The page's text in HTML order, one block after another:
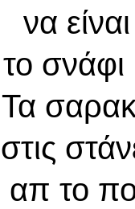
να
το
Τα
στις
απ το